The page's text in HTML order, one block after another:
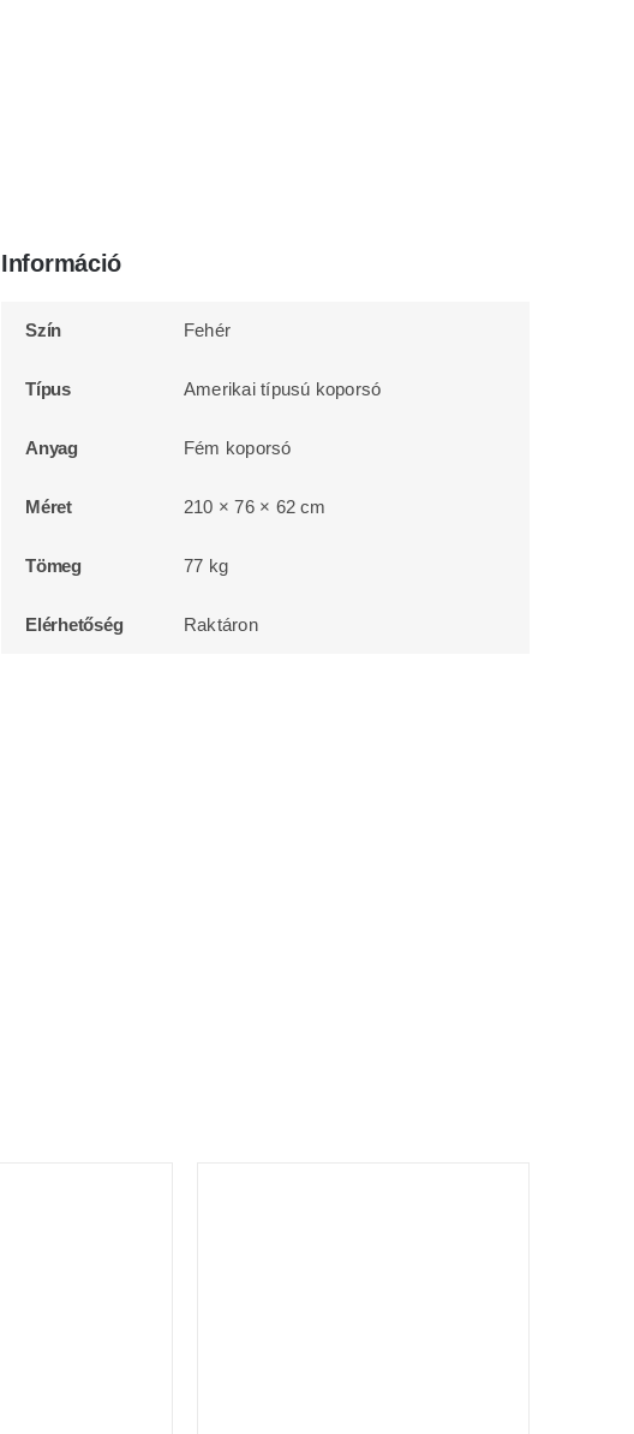
Információ
Szín Fehér
Típus Amerikai típusú koporsó
Anyag Fém koporsó
Méret 210 × 76 × 62 cm
Tömeg 77 kg
Elérhetőség Raktáron